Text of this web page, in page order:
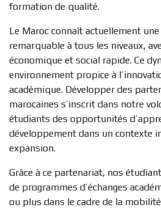
formation de qualité.
Le Maroc connaît actuellement
remarquable à tous les niveaux,
économique et social rapide. Ce
environnement propice à
académique. Développer des
marocaines s’inscrit dans notre
étudiants des opportunités
développement dans un contexte
expansion.
Grâce à ce partenariat, nos
de programmes d’échanges
ou plus dans le cadre de la